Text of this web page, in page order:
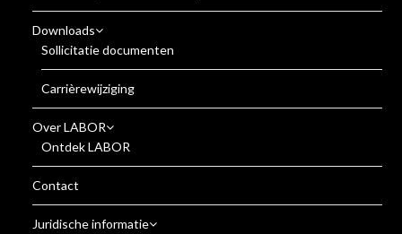
Downloads
Sollicitatie documenten
Carrièrewijziging
Over LABOR
Ontdek LABOR
Contact
Juridische informatie